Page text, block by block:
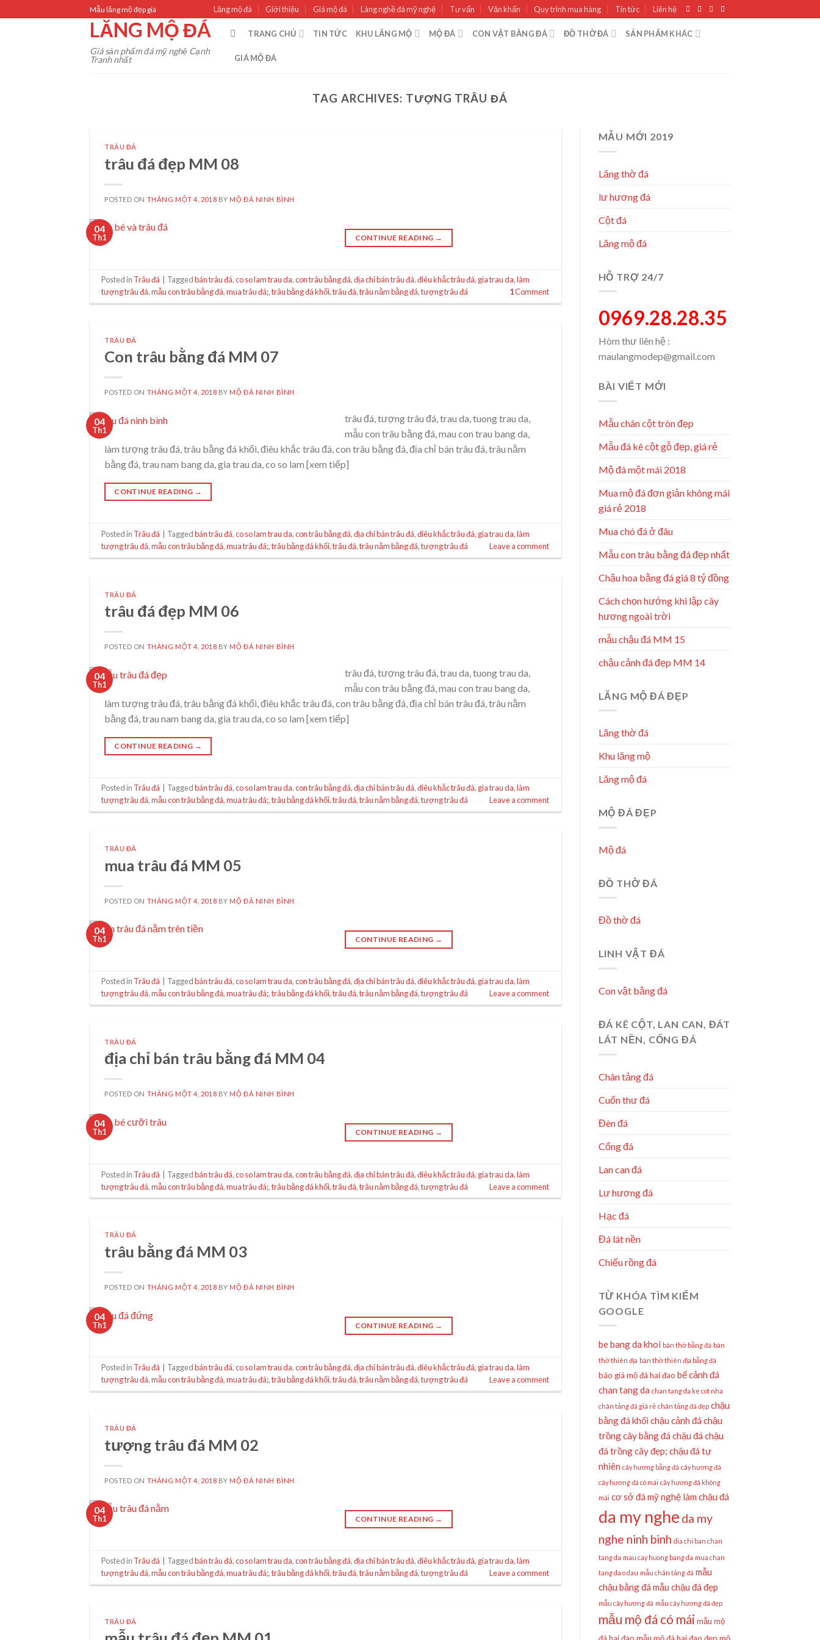
Mẫu lăng mộ đẹp giá Lăng mộ đá Giới thiệu Giá mộ đá Làng nghề đá mỹ nghệ Tư vấn Văn khấn Quy trình mua hàng Tin tức Liên hệ
LĂNG MỘ ĐÁ
Giá sản phẩm đá mỹ nghệ Cạnh
Tranh nhất
TRANG CHỦ TIN TỨC KHU LĂNG MỘ MỘ ĐÁ CON VẬT BẰNG ĐÁ ĐỒ THỜ ĐÁ SẢN PHẨM KHÁC
GIÁ MỘ ĐÁ
TAG ARCHIVES: TƯỢNG TRÂU ĐÁ
TRÂU ĐÁ
trâu đá đẹp MM 08
POSTED ON THÁNG MỘT 4, 2018 BY MỘ ĐÁ NINH BÌNH
04
Th1 CONTINUE READING →
Posted in Trâu đá Taggedbán trâu đá,co so lam trau da,con trâu bằng đá,địa chỉ bán trâu đá,điêu khắc trâu đá, gia trau da,làm
tượng trâu đá,mẫu con trâu bằng đá,mua trâu đá;,trâu bằng đá khối,trâu đá,trâu nằm bằng đá,tượng trâu đá 1Comment
TRÂU ĐÁ
Con trâu bằng đá MM 07
POSTED ON THÁNG MỘT 4, 2018 BY MỘ ĐÁ NINH BÌNH
04
Th1
trâu đá, tượng trâu đá, trau da, tuong trau da,
mẫu con trâu bằng đá, mau con trau bang da,
làm tượng trâu đá, trâu bằng đá khối, điêu khắc trâu đá, con trâu bằng đá, địa chỉ bán trâu đá, trâu nằm
bằng đá, trau nam bang da, gia trau da, co so lam [xem tiếp]
CONTINUE READING →
Posted in Trâu đá Taggedbán trâu đá,co so lam trau da,con trâu bằng đá,địa chỉ bán trâu đá,điêu khắc trâu đá, gia trau da,làm
tượng trâu đá,mẫu con trâu bằng đá,mua trâu đá;,trâu bằng đá khối,trâu đá,trâu nằm bằng đá,tượng trâu đá Leave a comment
TRÂU ĐÁ
trâu đá đẹp MM 06
POSTED ON THÁNG MỘT 4, 2018 BY MỘ ĐÁ NINH BÌNH
04
Th1
trâu đá, tượng trâu đá, trau da, tuong trau da,
mẫu con trâu bằng đá, mau con trau bang da,
làm tượng trâu đá, trâu bằng đá khối, điêu khắc trâu đá, con trâu bằng đá, địa chỉ bán trâu đá, trâu nằm
bằng đá, trau nam bang da, gia trau da, co so lam [xem tiếp]
CONTINUE READING →
Posted in Trâu đá Taggedbán trâu đá,co so lam trau da,con trâu bằng đá,địa chỉ bán trâu đá,điêu khắc trâu đá, gia trau da,làm
tượng trâu đá,mẫu con trâu bằng đá,mua trâu đá;,trâu bằng đá khối,trâu đá,trâu nằm bằng đá,tượng trâu đá Leave a comment
TRÂU ĐÁ
mua trâu đá MM 05
POSTED ON THÁNG MỘT 4, 2018 BY MỘ ĐÁ NINH BÌNH
04
Th1 CONTINUE READING →
Posted in Trâu đá Taggedbán trâu đá,co so lam trau da,con trâu bằng đá,địa chỉ bán trâu đá,điêu khắc trâu đá, gia trau da,làm
tượng trâu đá,mẫu con trâu bằng đá,mua trâu đá;,trâu bằng đá khối,trâu đá,trâu nằm bằng đá,tượng trâu đá Leave a comment
TRÂU ĐÁ
địa chỉ bán trâu bằng đá MM 04
POSTED ON THÁNG MỘT 4, 2018 BY MỘ ĐÁ NINH BÌNH
04
Th1 CONTINUE READING →
Posted in Trâu đá Taggedbán trâu đá,co so lam trau da,con trâu bằng đá,địa chỉ bán trâu đá,điêu khắc trâu đá, gia trau da,làm
tượng trâu đá,mẫu con trâu bằng đá,mua trâu đá;,trâu bằng đá khối,trâu đá,trâu nằm bằng đá,tượng trâu đá Leave a comment
TRÂU ĐÁ
trâu bằng đá MM 03
POSTED ON THÁNG MỘT 4, 2018 BY MỘ ĐÁ NINH BÌNH
04
Th1 CONTINUE READING →
Posted in Trâu đá Taggedbán trâu đá,co so lam trau da,con trâu bằng đá,địa chỉ bán trâu đá,điêu khắc trâu đá, gia trau da,làm
tượng trâu đá,mẫu con trâu bằng đá,mua trâu đá;,trâu bằng đá khối,trâu đá,trâu nằm bằng đá,tượng trâu đá Leave a comment
TRÂU ĐÁ
tượng trâu đá MM 02
POSTED ON THÁNG MỘT 4, 2018 BY MỘ ĐÁ NINH BÌNH
04
Th1 CONTINUE READING →
Posted in Trâu đá Taggedbán trâu đá,co so lam trau da,con trâu bằng đá,địa chỉ bán trâu đá,điêu khắc trâu đá, gia trau da,làm
tượng trâu đá,mẫu con trâu bằng đá,mua trâu đá;,trâu bằng đá khối,trâu đá,trâu nằm bằng đá,tượng trâu đá Leave a comment
TRÂU ĐÁ
MẪU MỚI 2019
Lăng thờ đá
lư hương đá
Cột đá
Lăng mộ đá
HỖ TRỢ 24/7
0969.28.28.35
Hòm thư liên hệ :
maulangmodep@gmail.com
BÀI VIẾT MỚI
Mẫu chân cột tròn đẹp
Mẫu đá kê cột gỗ đẹp, giá rẻ
Mộ đá một mái 2018
Mua mộ đá đơn giản không mái
giá rẻ 2018
Mua chó đá ở đâu
Mẫu con trâu bằng đá đẹp nhất
Chậu hoa bằng đá giá 8 tỷ đồng
Cách chọn hướng khi lập cây
hương ngoài trời
mẫu chậu đá MM 15
chậu cảnh đá đẹp MM 14
LĂNG MỘ ĐÁ ĐẸP
Lăng thờ đá
Khu lăng mộ
Lăng mộ đá
MỘ ĐÁ ĐẸP
Mộ đá
ĐỒ THỜ ĐÁ
Đồ thờ đá
LINH VẬT ĐÁ
Con vật bằng đá
ĐÁ KÊ CỘT, LAN CAN, ĐÁT
LÁT NỀN, CỔNG ĐÁ
Chân tảng đá
Cuốn thư đá
Đèn đá
Cổng đá
Lan can đá
Lư hương đá
Hạc đá
Đá lát nền
Chiếu rồng đá
TỪ KHÓA TÌM KIẾM
GOOGLE
be bang da khoi bàn thờ bằng đá bàn
thờ thiên địa bàn thờ thiên địa bằng đá
báo giá mộ đá hai đao bể cảnh đá
chan tang da chan tang da ke cot nha
chân tảng đá giá rẻ chân tảng đá đẹp chậu
bằng đá khối chậu cảnh đá chậu
trồng cây bằng đá chậu đá chậu
đá trồng cây đẹp; chậu đá tự
nhiên cây hương bằng đá cây hương đá
cây hương đá có mái cây hương đá không
mái cơ sở đá mỹ nghệ làm chậu đá
da my nghe da my
nghe ninh binh dia chi ban chan
tang da mau cay huong bang da mua chan
tang da o dau mẫu chân tảng đá mẫu
chậu bằng đá mẫu chậu đá đẹp
mẫu cây hương đá mẫu cây hương đá đẹp
mẫu mộ đá có mái mẫu mộ